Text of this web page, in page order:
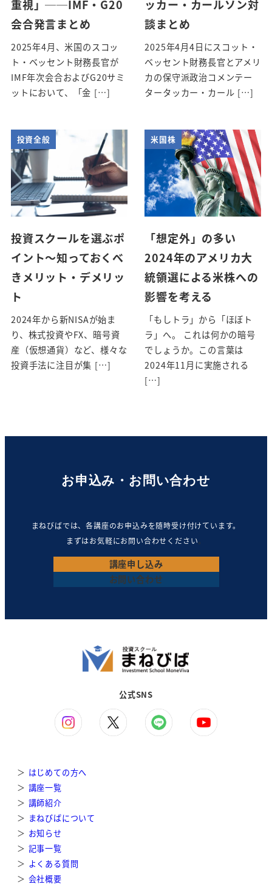
重視」──IMF・G20
会合発言まとめ
2025年4月、米国のスコッ
ト・ベッセント財務長官が
IMF年次会合およびG20サミ
ットにおいて、「金 […]
ッカー・カールソン対
談まとめ
2025年4月4日にスコット・
ベッセント財務長官とアメリ
カの保守派政治コメンテー
タータッカー・カール […]
投資全般
投資スクールを選ぶポ
イント～知っておくべ
きメリット・デメリッ
ト
2024年から新NISAが始ま
り、株式投資やFX、暗号資
産（仮想通貨）など、様々な
投資手法に注目が集 […]
米国株
「想定外」の多い
2024年のアメリカ大
統領選による米株への
影響を考える
「もしトラ」から「ほぼト
ラ」へ。 これは何かの暗号
でしょうか。この言葉は
2024年11月に実施される
[…]
お申込み・お問い合わせ
まねびばでは、各講座のお申込みを随時受け付けています。
まずはお気軽にお問い合わせください。
講座申し込み
お問い合わせ
公式SNS
＞ はじめての方へ
＞ 講座一覧
＞ 講師紹介
＞ まねびばについて
＞ お知らせ
＞ 記事一覧
＞ よくある質問
＞ 会社概要